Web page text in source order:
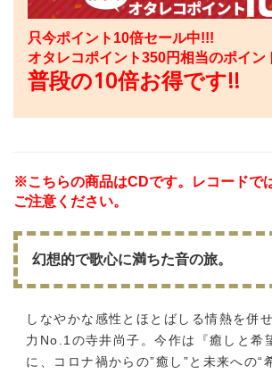
只今ポイント10倍セール中!!!
オタレコポイント350円相当のポイン
普段の10倍お得です!!
※こちらの商品はCDです。レコードで
ご注意ください。
幻想的で歌心に満ちた音の旅。
しなやかな感性とほとばしる情熱を併
力No.1の寺井尚子。今作は『癒しと希
に、コロナ禍からの”癒し”と未来への“